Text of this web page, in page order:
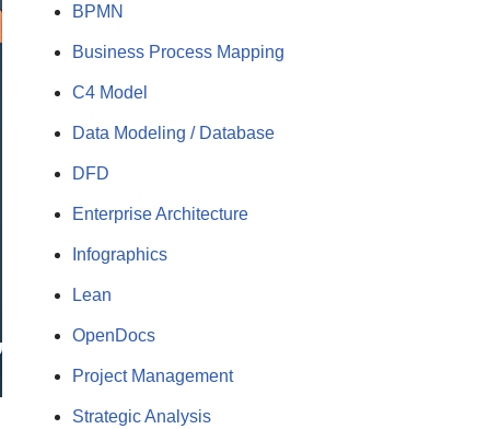
BPMN
Business Process Mapping
C4 Model
Data Modeling / Database
DFD
Enterprise Architecture
Infographics
Lean
OpenDocs
Project Management
Strategic Analysis